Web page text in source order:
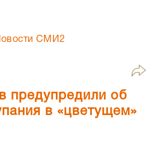
СМИ2
предупредили об
в «цветущем»